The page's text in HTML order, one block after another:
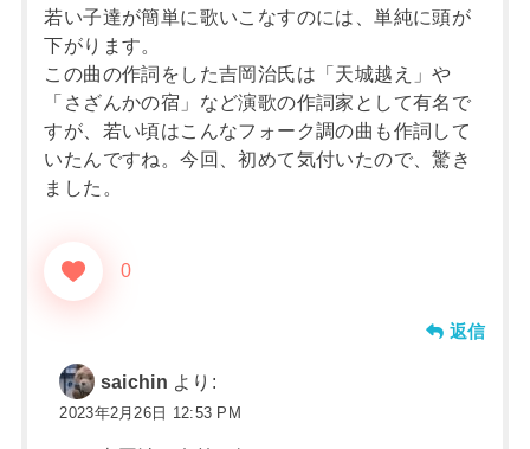
若い子達が簡単に歌いこなすのには、単純に頭が
下がります。
この曲の作詞をした吉岡治氏は「天城越え」や
「さざんかの宿」など演歌の作詞家として有名で
すが、若い頃はこんなフォーク調の曲も作詞して
いたんですね。今回、初めて気付いたので、驚き
ました。
0
返信
saichin より:
2023年2月26日 12:53 PM